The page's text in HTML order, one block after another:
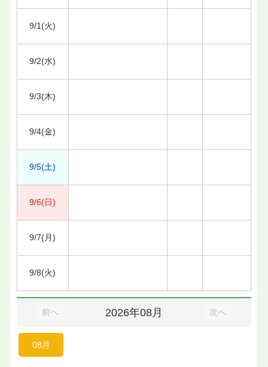
9/1(火)
9/2(水)
9/3(木)
9/4(金)
9/5(土)
9/6(日)
9/7(月)
9/8(火)
前へ 2026年08月 次へ
08月